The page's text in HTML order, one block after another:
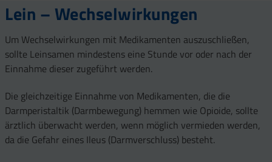
Lein – Wechselwirkungen
Um Wechselwirkungen mit Medikamenten auszuschließen,
sollte Leinsamen mindestens eine Stunde vor oder nach der
Einnahme dieser zugeführt werden.
Die gleichzeitige Einnahme von Medikamenten, die die
Darmperistaltik (Darmbewegung) hemmen wie Opioide, sollte
ärztlich überwacht werden, wenn möglich vermieden werden,
da die Gefahr eines Ileus (Darmverschluss) besteht.